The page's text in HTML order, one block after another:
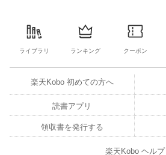
ライブラリ ランキング クーポン
楽天Kobo 初めての方へ
読書アプリ
領収書を発行する
楽天Kobo ヘルプ